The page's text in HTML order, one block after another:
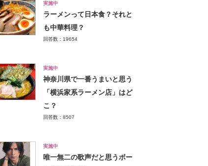
実施中
ラーメンって日本食？それと
も中華料理？
回答数：19654
実施中
神奈川県で一番うまいと思う
「横浜家系ラーメン店」はど
こ？
回答数：8507
実施中
唯一無二の歌声だと思うボー